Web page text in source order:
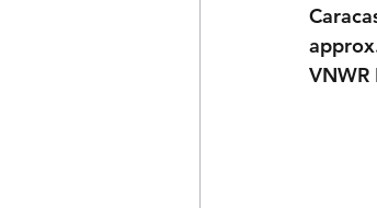
VNWR